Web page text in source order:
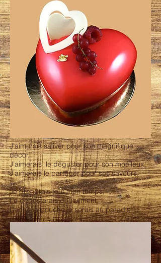
J’aimerais saliver pour son magnifique
décor,
J’aimerais le déguster pour son moelleux,
J’aimerais le partager pour ses saveurs,
Je prendrais tout mon temps,
Le dégusterais doucement,
Dans ma bouche je serais au paradis